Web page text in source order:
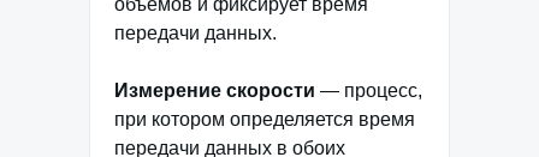
объемов и фиксирует время
передачи данных.
Измерение скорости — процесс,
при котором определяется время
передачи данных в обоих